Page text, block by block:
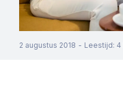
2 augustus 2018 - Leestijd: 4